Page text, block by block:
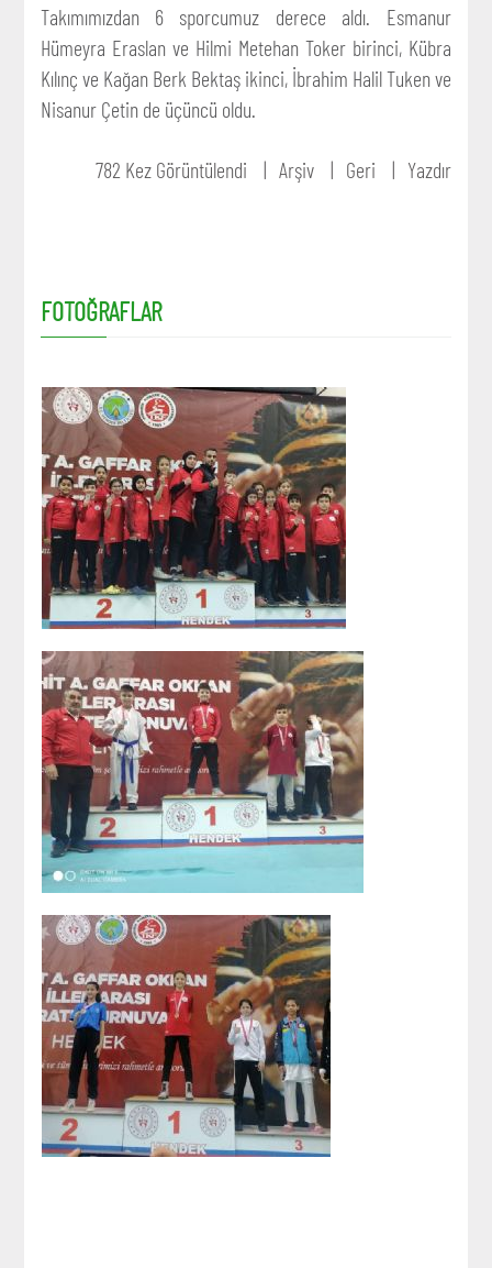
Takımımızdan 6 sporcumuz derece aldı. Esmanur
Hümeyra Eraslan ve Hilmi Metehan Toker birinci, Kübra
Kılınç ve Kağan Berk Bektaş ikinci, İbrahim Halil Tuken ve
Nisanur Çetin de üçüncü oldu.
782 Kez Görüntülendi Arşiv Geri Yazdır
FOTOĞRAFLAR